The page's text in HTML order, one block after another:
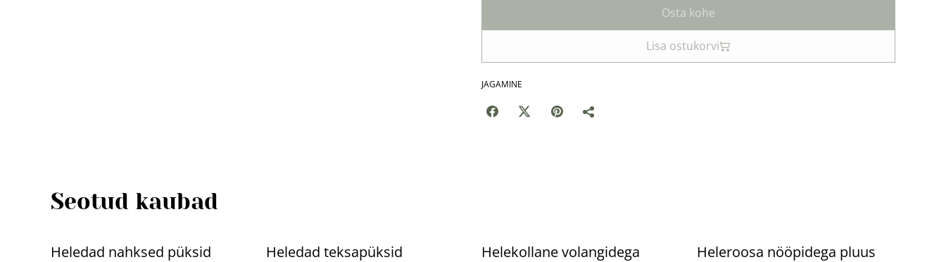
Osta kohe
Lisa ostukorvi
JAGAMINE
Seotud kaubad
%
Heledad nahksed püksid %
Heledad teksapüksid %
Helekollane volangidega
%
Heleroosa nööpidega pluus